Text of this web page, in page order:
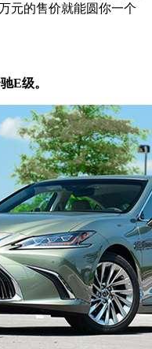
元的售价就能圆你一个
E级。